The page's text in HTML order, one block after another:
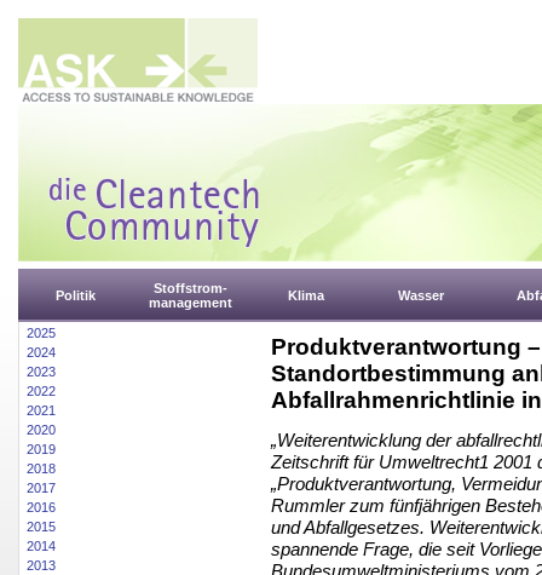
Politik
Stoffstrom-
management
Klima Wasser
2025
2024
2023
2022
2021
2020
2019
2018
2017
2016
2015
2014
2013
Produktverantwortung
Standortbestimmung
Abfallrahmenrichtlinie
„Weiterentwicklung der
Zeitschrift für Umweltrecht1 2001
„Produktverantwortung,
Rummler zum fünfjährigen
und Abfallgesetzes.
spannende Frage, die seit